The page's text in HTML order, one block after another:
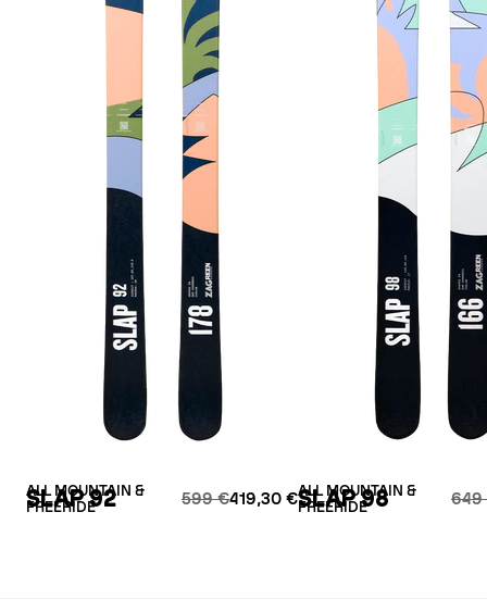
ALL MOUNTAIN &
FREERIDE
SLAP 92 599 €419,30 €ALL MOUNTAIN &
FREERIDE
SLAP 98 649